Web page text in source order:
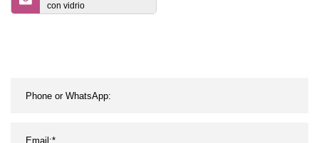
con vidrio